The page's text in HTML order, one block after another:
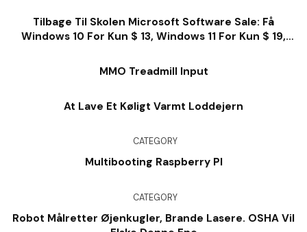
Tilbage Til Skolen Microsoft Software Sale: Få
Windows 10 For Kun $ 13, Windows 11 For Kun $ 19,
MMO Treadmill Input
At Lave Et Køligt Varmt Loddejern
CATEGORY
Multibooting Raspberry PI
CATEGORY
Robot Målretter Øjenkugler, Brande Lasere. OSHA Vil